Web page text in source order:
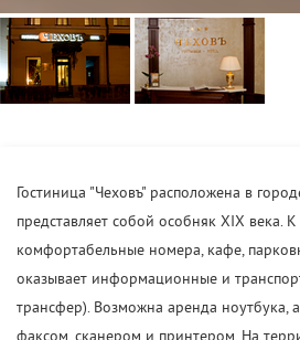
Гостиница "Чеховъ" расположена в
представляет собой особняк XIX века. К
комфортабельные номера, кафе,
оказывает информационные и
трансфер). Возможна аренда ноутбука,